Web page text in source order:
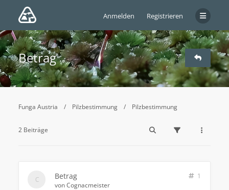
Anmelden Registrieren
Betrag
Funga Austria Pilzbestimmung Pilzbestimmung
2 Beiträge
Betrag
1
vonCognacmeister